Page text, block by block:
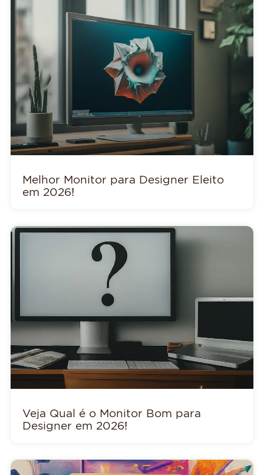
Melhor Monitor para Designer Eleito
em 2026!
Veja Qual é o Monitor Bom para
Designer em 2026!